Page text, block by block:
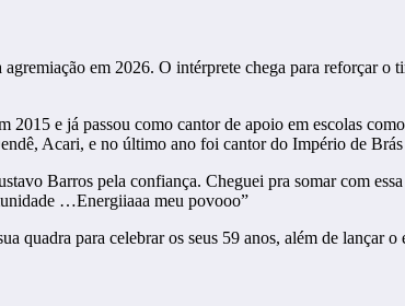
em 2026. O intérprete chega para reforçar
e já passou como cantor de apoio em escolas
Acari, e no último ano foi cantor do Império de Brás
Barros pela confiança. Cheguei pra somar com
…Energiiaaa meu povooo”
quadra para celebrar os seus 59 anos, além de lançar